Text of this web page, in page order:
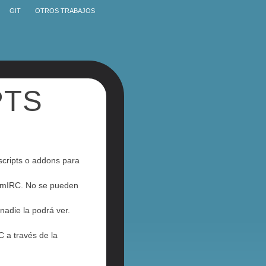
GIT OTROS TRABAJOS
o addons para
No se pueden
la podrá ver.
a través de la